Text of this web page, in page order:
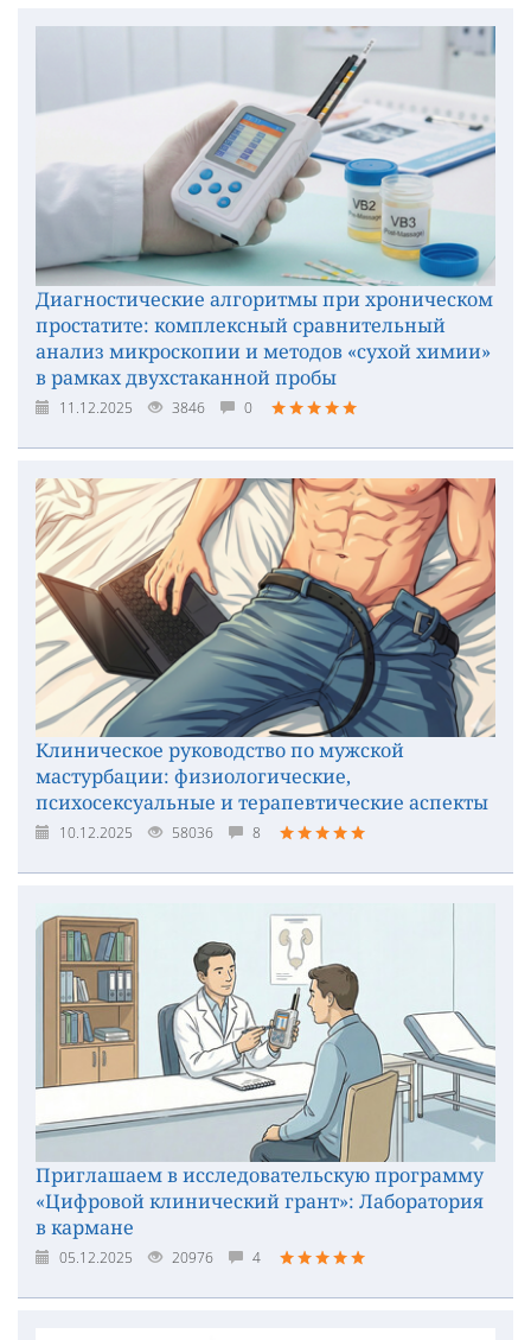
Диагностические алгоритмы при хроническом
простатите: комплексный сравнительный
анализ микроскопии и методов «сухой химии»
в рамках двухстаканной пробы
11.12.2025 3846 0
Клиническое руководство по мужской
мастурбации: физиологические,
психосексуальные и терапевтические аспекты
10.12.2025 58036 8
Приглашаем в исследовательскую программу
«Цифровой клинический грант»: Лаборатория
в кармане
05.12.2025 20976 4